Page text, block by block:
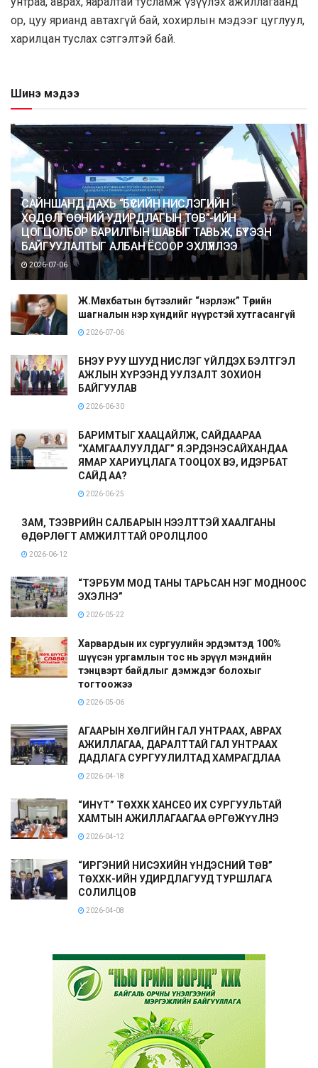
ор, цуу ярианд автахгүй бай, хохирлын мэдээг цуглуул,
харилцан туслах сэтгэлтэй бай.
Шинэ мэдээ
САЙНШАНД ДАХЬ “БҮСИЙН НИСЛЭГИЙН
ХӨДӨЛГӨӨНИЙ УДИРДЛАГЫН ТӨВ”-ИЙН
ЦОГЦОЛБОР БАРИЛГЫН ШАВЫГ ТАВЬЖ, БҮТЭЭН
БАЙГУУЛАЛТЫГ АЛБАН ЁСООР ЭХЛҮҮЛЛЭЭ
2026-07-06
Ж.Мөнхбатын бүтээлийг “нэрлэж” Төрийн
шагналын нэр хүндийг нүүрстэй хутгасангүй
2026-07-06
БНЭУ РУУ ШУУД НИСЛЭГ ҮЙЛДЭХ БЭЛТГЭЛ
АЖЛЫН ХҮРЭЭНД УУЛЗАЛТ ЗОХИОН
БАЙГУУЛАВ
2026-06-30
БАРИМТЫГ ХААЦАЙЛЖ, САЙДААРАА
“ХАМГААЛУУЛДАГ” Я.ЭРДЭНЭСАЙХАНДАА
ЯМАР ХАРИУЦЛАГА ТООЦОХ ВЭ, ИДЭРБАТ
САЙД АА?
2026-06-25
ЗАМ, ТЭЭВРИЙН САЛБАРЫН НЭЭЛТТЭЙ ХААЛГАНЫ
ӨДӨРЛӨГТ АМЖИЛТТАЙ ОРОЛЦЛОО
2026-06-12
“ТЭРБУМ МОД ТАНЫ ТАРЬСАН НЭГ МОДНООС
ЭХЭЛНЭ”
2026-05-22
Харвардын их сургуулийн эрдэмтэд 100%
шүүсэн ургамлын тос нь эрүүл мэндийн
тэнцвэрт байдлыг дэмждэг болохыг
тогтоожээ
2026-05-06
АГААРЫН ХӨЛГИЙН ГАЛ УНТРААХ, АВРАХ
АЖИЛЛАГАА, ДАРАЛТТАЙ ГАЛ УНТРААХ
ДАДЛАГА СУРГУУЛИЛТАД ХАМРАГДЛАА
2026-04-18
“ИНҮТ” ТӨХХК ХАНСЕО ИХ СУРГУУЛЬТАЙ
ХАМТЫН АЖИЛЛАГААГАА ӨРГӨЖҮҮЛНЭ
2026-04-12
“ИРГЭНИЙ НИСЭХИЙН ҮНДЭСНИЙ ТӨВ”
ТӨХХК-ИЙН УДИРДЛАГУУД ТУРШЛАГА
СОЛИЛЦОВ
2026-04-08